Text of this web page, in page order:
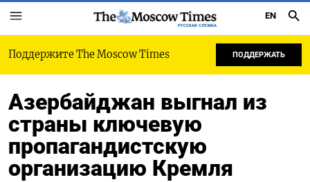
РУССКАЯ СЛУЖБА
EN
Поддержите The Moscow Times ПОДДЕРЖАТЬ
Азербайджан выгнал из
страны ключевую
пропагандистскую
организацию Кремля